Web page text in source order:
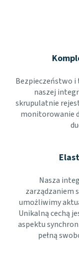
Bezpieczeństwo
naszej
skrupulatnie
monitorowanie
Nasza
zarządzaniem
umożliwimy
Unikalną cechą
aspektu
pełną